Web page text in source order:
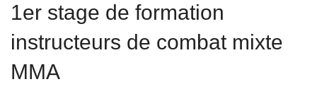
1er stage de formation
instructeurs de combat mixte
MMA